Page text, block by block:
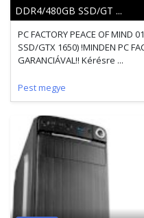
DDR4/480GB SSD/GT ...
PC FACTORY PEACE OF MIND
SSD/GTX 1650) !MINDEN PC
GARANCIÁVAL!! Kérésre ...
Pest megye